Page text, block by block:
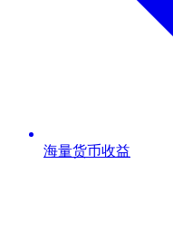
海量货币收益